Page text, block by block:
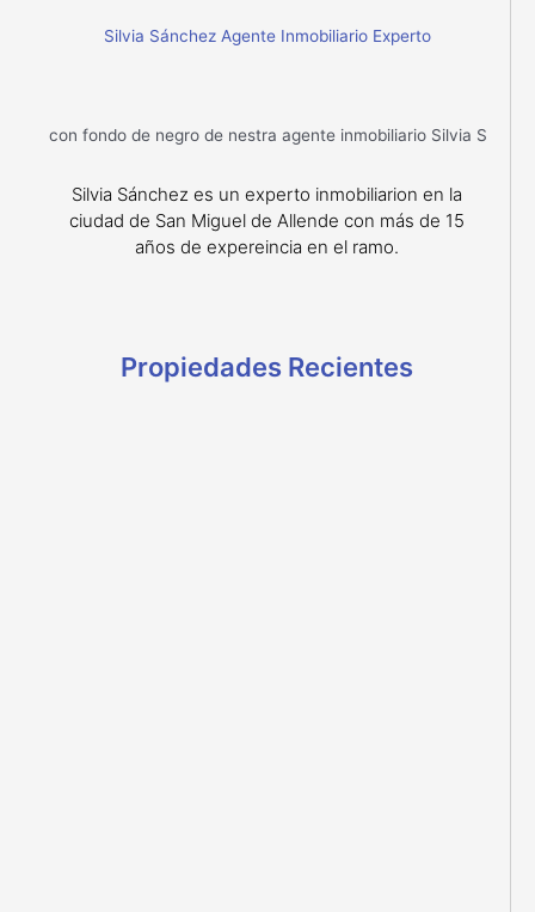
Silvia Sánchez Agente Inmobiliario Experto
Silvia Sánchez es un experto inmobiliarion en la
ciudad de San Miguel de Allende con más de 15
años de expereincia en el ramo.
Propiedades Recientes